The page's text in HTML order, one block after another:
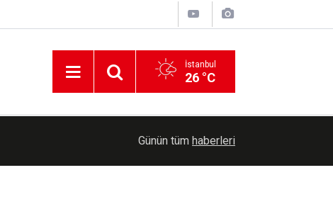
İstanbul
26 °C
TİGEM'den 7 bin 350 baş küçükbaş için satış
Günün tüm haberleri